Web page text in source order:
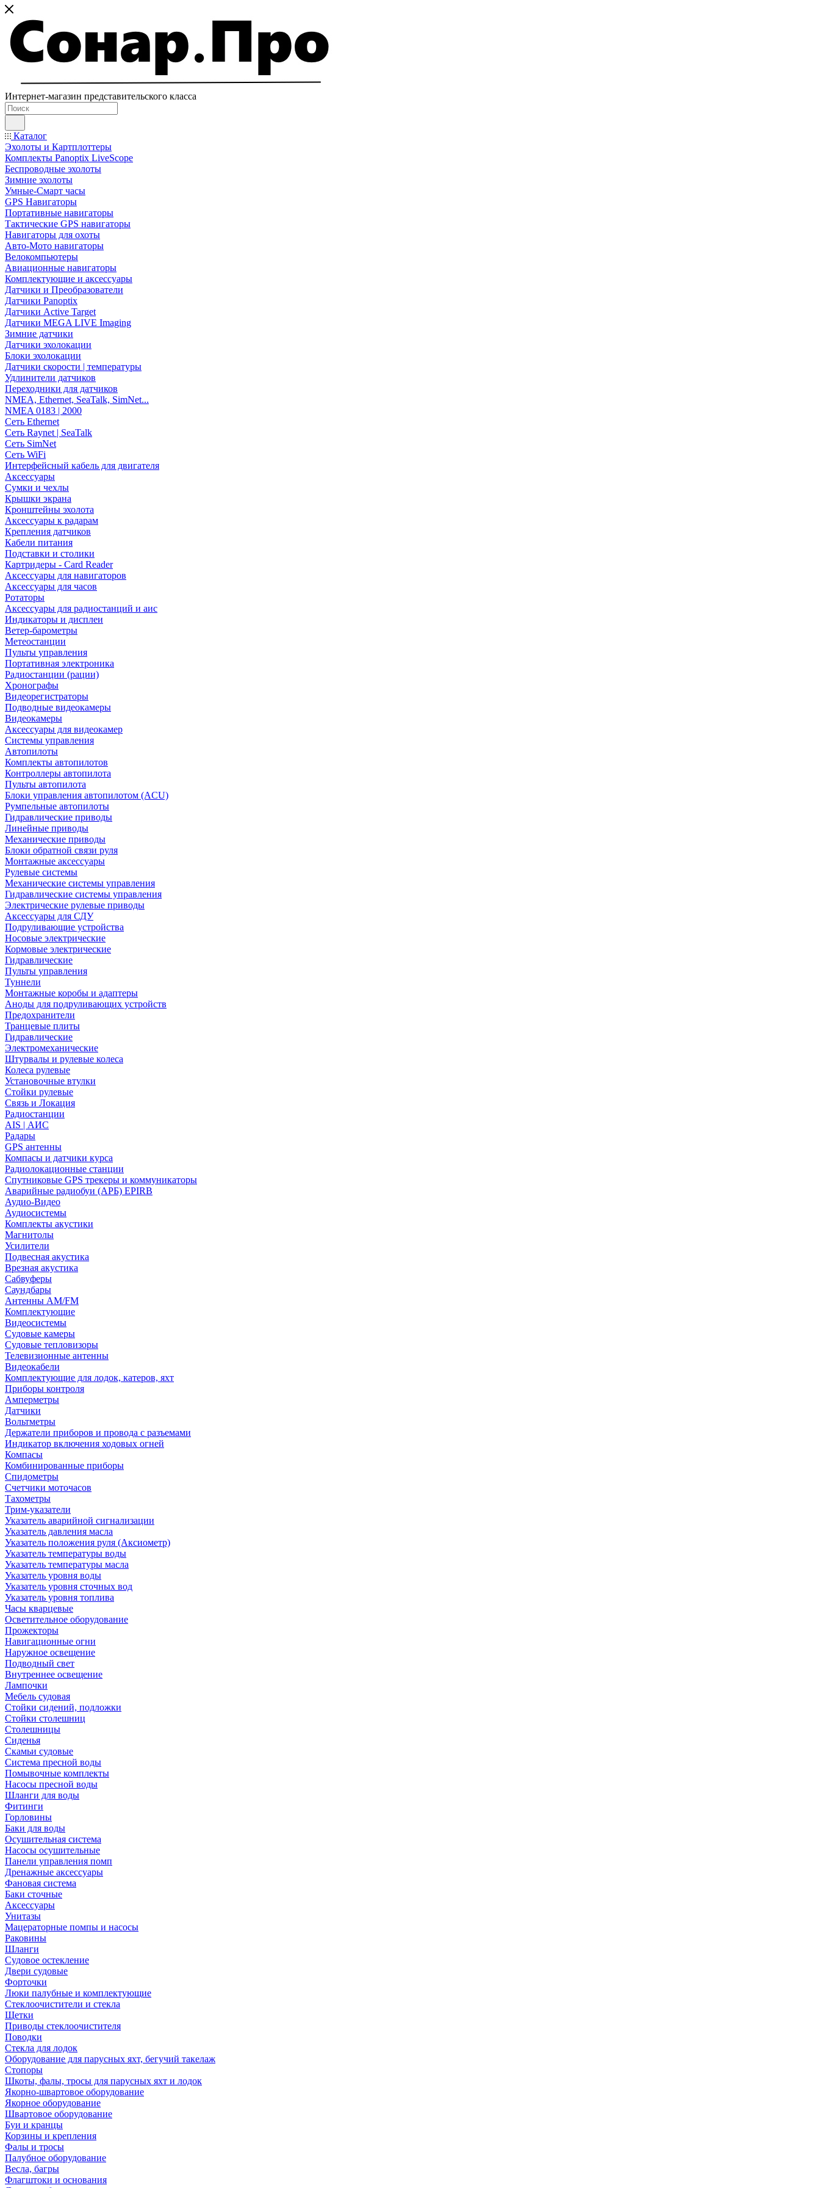
Интернет-магазин представительского класса
Каталог
Эхолоты и Картплоттеры
Комплекты Panoptix LiveScope
Беспроводные эхолоты
Зимние эхолоты
Умные-Смарт часы
GPS Навигаторы
Портативные навигаторы
Тактические GPS навигаторы
Навигаторы для охоты
Авто-Мото навигаторы
Велокомпьютеры
Авиационные навигаторы
Комплектующие и аксессуары
Датчики и Преобразователи
Датчики Panoptix
Датчики Active Target
Датчики MEGA LIVE Imaging
Зимние датчики
Датчики эхолокации
Блоки эхолокации
Датчики скорости | температуры
Удлинители датчиков
Переходники для датчиков
NMEA, Ethernet, SeaTalk, SimNet...
NMEA 0183 | 2000
Сеть Ethernet
Сеть Raynet | SeaTalk
Сеть SimNet
Сеть WiFi
Интерфейсный кабель для двигателя
Аксессуары
Сумки и чехлы
Крышки экрана
Кронштейны эхолота
Аксессуары к радарам
Крепления датчиков
Кабели питания
Подставки и столики
Картридеры - Card Reader
Аксессуары для навигаторов
Аксессуары для часов
Ротаторы
Аксессуары для радиостанций и аис
Индикаторы и дисплеи
Ветер-барометры
Метеостанции
Пульты управления
Портативная электроника
Радиостанции (рации)
Хронографы
Видеорегистраторы
Подводные видеокамеры
Видеокамеры
Аксессуары для видеокамер
Системы управления
Автопилоты
Комплекты автопилотов
Контроллеры автопилота
Пульты автопилота
Блоки управления автопилотом (ACU)
Румпельные автопилоты
Гидравлические приводы
Линейные приводы
Механические приводы
Блоки обратной связи руля
Монтажные аксессуары
Рулевые системы
Механические системы управления
Гидравлические системы управления
Электрические рулевые приводы
Аксессуары для СДУ
Подруливающие устройства
Носовые электрические
Кормовые электрические
Гидравлические
Пульты управления
Туннели
Монтажные коробы и адаптеры
Аноды для подруливающих устройств
Предохранители
Транцевые плиты
Гидравлические
Электромеханические
Штурвалы и рулевые колеса
Колеса рулевые
Установочные втулки
Стойки рулевые
Связь и Локация
Радиостанции
AIS | АИС
Радары
GPS антенны
Компасы и датчики курса
Радиолокационные станции
Спутниковые GPS трекеры и коммуникаторы
Аварийные радиобуи (АРБ) EPIRB
Аудио-Видео
Аудиосистемы
Комплекты акустики
Магнитолы
Усилители
Подвесная акустика
Врезная акустика
Сабвуферы
Саундбары
Антенны AM/FM
Комплектующие
Видеосистемы
Судовые камеры
Cудовые тепловизоры
Телевизионные антенны
Видеокабели
Комплектующие для лодок, катеров, яхт
Приборы контроля
Амперметры
Датчики
Вольтметры
Держатели приборов и провода с разъемами
Индикатор включения ходовых огней
Компасы
Комбинированные приборы
Спидометры
Счетчики моточасов
Тахометры
Трим-указатели
Указатель аварийной сигнализации
Указатель давления масла
Указатель положения руля (Аксиометр)
Указатель температуры воды
Указатель температуры масла
Указатель уровня воды
Указатель уровня сточных вод
Указатель уровня топлива
Часы кварцевые
Осветительное оборудование
Прожекторы
Навигационные огни
Наружное освещение
Подводный свет
Внутреннее освещение
Лампочки
Мебель судовая
Стойки сидений, подложки
Стойки столешниц
Столешницы
Сиденья
Скамьи судовые
Система пресной воды
Помывочные комплекты
Насосы пресной воды
Шланги для воды
Фитинги
Горловины
Баки для воды
Осушительная система
Насосы осушительные
Панели управления помп
Дренажные аксессуары
Фановая система
Баки сточные
Аксессуары
Унитазы
Мацераторные помпы и насосы
Раковины
Шланги
Судовое остекление
Двери судовые
Форточки
Люки палубные и комплектующие
Стеклоочистители и стекла
Щетки
Приводы стеклоочистителя
Поводки
Стекла для лодок
Оборудование для парусных яхт, бегучий такелаж
Стопоры
Шкоты, фалы, тросы для парусных яхт и лодок
Якорно-швартовое оборудование
Якорное оборудование
Швартовое оборудование
Буи и кранцы
Корзины и крепления
Фалы и тросы
Палубное оборудование
Весла, багры
Флагштоки и основания